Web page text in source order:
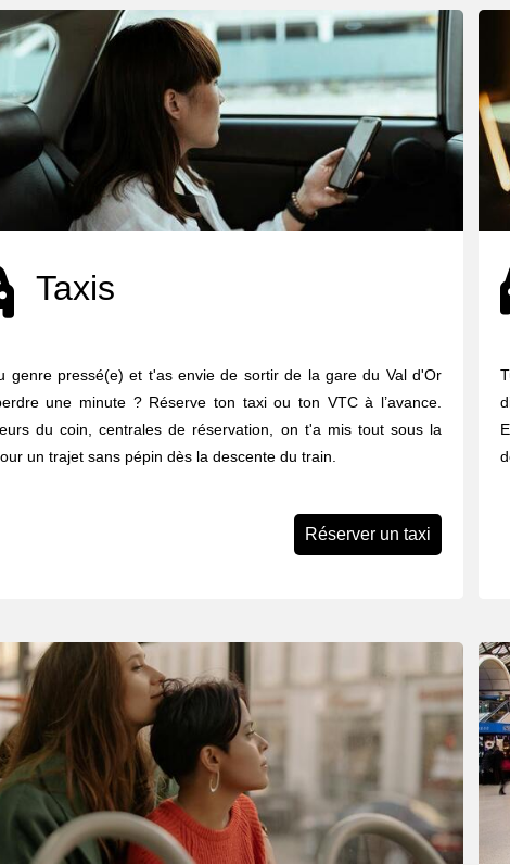
Taxis
genre pressé(e) et t'as envie de sortir de la gare du Val d'Or
une minute ? Réserve ton taxi ou ton VTC à l’avance.
du coin, centrales de réservation, on t'a mis tout sous la
un trajet sans pépin dès la descente du train.
Réserver un taxi